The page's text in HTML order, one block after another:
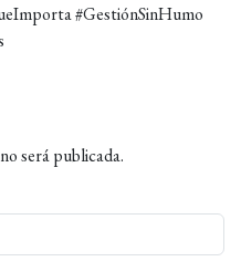
#GestiónSinHumo
será publicada.